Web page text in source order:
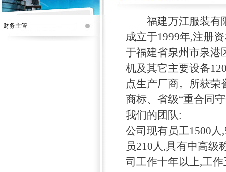
财务主管
福建万江服装有限
成立于1999年,注册
于福建省泉州市泉港
机及其它主要设备
点生产厂商。所获荣
商标、省级“重合同
我们的团队:
公司现有员工1500
员210人,具有中高级
司工作十年以上,工